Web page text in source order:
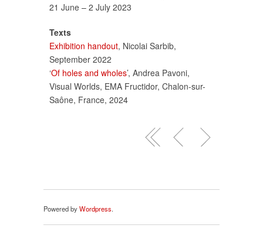
21 June – 2 July 2023
Texts
Exhibition handout, Nicolai Sarbib,
September 2022
‘Of holes and wholes’, Andrea Pavoni,
Visual Worlds, EMA Fructidor, Chalon-sur-
Saône, France, 2024
Powered byWordpress.